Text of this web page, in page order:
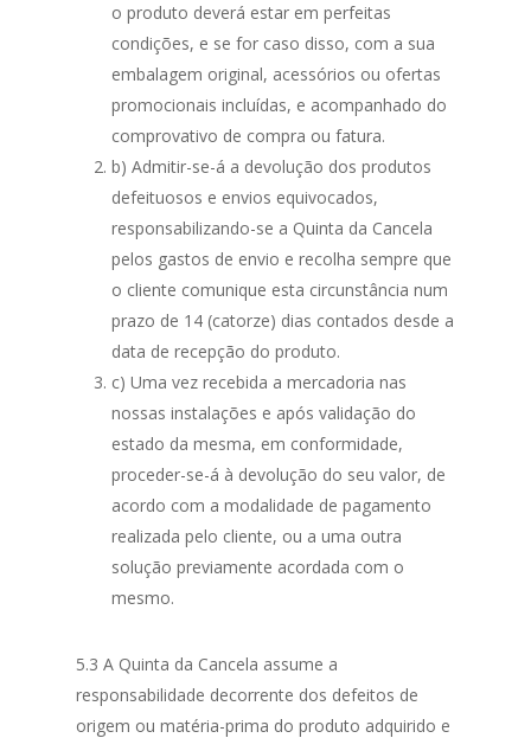
o produto deverá estar em perfeitas
condições, e se for caso disso, com a sua
embalagem original, acessórios ou ofertas
promocionais incluídas, e acompanhado do
comprovativo de compra ou fatura.
b) Admitir-se-á a devolução dos produtos
defeituosos e envios equivocados,
responsabilizando-se a Quinta da Cancela
pelos gastos de envio e recolha sempre que
o cliente comunique esta circunstância num
prazo de 14 (catorze) dias contados desde a
data de recepção do produto.
c) Uma vez recebida a mercadoria nas
nossas instalações e após validação do
estado da mesma, em conformidade,
proceder-se-á à devolução do seu valor, de
acordo com a modalidade de pagamento
realizada pelo cliente, ou a uma outra
solução previamente acordada com o
mesmo.
5.3 A Quinta da Cancela assume a
responsabilidade decorrente dos defeitos de
origem ou matéria-prima do produto adquirido e